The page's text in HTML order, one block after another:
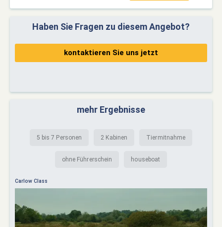
Haben Sie Fragen zu diesem Angebot?
kontaktieren Sie uns jetzt
mehr Ergebnisse
5 bis 7 Personen 2 Kabinen Tiermitnahme
ohne Führerschein houseboat
Carlow Class